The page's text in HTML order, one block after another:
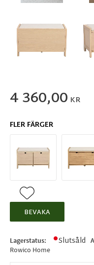
4 360,00 KR
FLER FÄRGER
Lägg till i favoriter
BEVAKA
Lagerstatus Slutsåld
Rowico Home